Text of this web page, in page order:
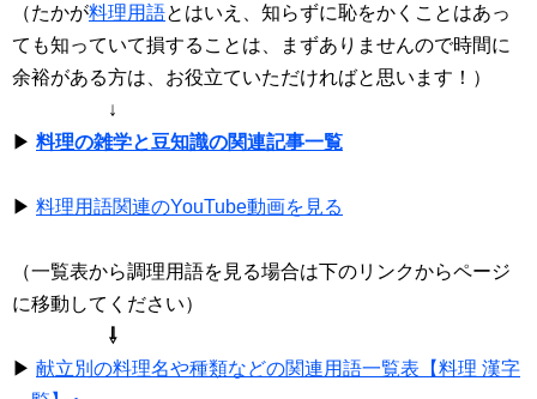
（たかが料理用語とはいえ、知らずに恥をかくことはあっ
ても知っていて損することは、まずありませんので時間に
余裕がある方は、お役立ていただければと思います！）
↓
▶ 料理の雑学と豆知識の関連記事一覧
▶ 料理用語関連のYouTube動画を見る
（一覧表から調理用語を見る場合は下のリンクからページ
に移動してください）
⇩
▶ 献立別の料理名や種類などの関連用語一覧表【料理 漢字